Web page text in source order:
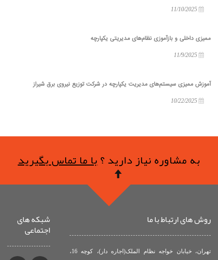
ممیزی داخلی و بازآموزی نظام‌های مدیریتی یکپارچه
آموزش ممیزی سیستم‌های مدیریت یکپارچه در شرکت توزیع نیروی برق شیراز
به مشاوره نیاز دارید ؟با ما تماس بگیرید
روش های ارتباط با ما
تهران، خیابان خواجه نظام الملک(اجاره دار)، کوچه 16،
شبکه های
اجتماعی